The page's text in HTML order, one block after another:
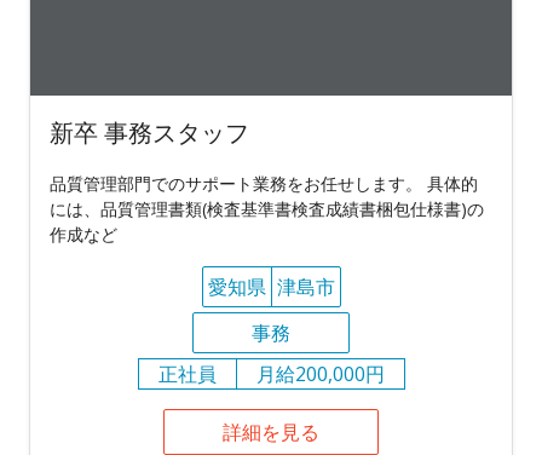
新卒 事務スタッフ
品質管理部門でのサポート業務をお任せします。 具体的
には、品質管理書類(検査基準書検査成績書梱包仕様書)の
作成など
愛知県 津島市
事務
正社員
月給200,000円
詳細を見る